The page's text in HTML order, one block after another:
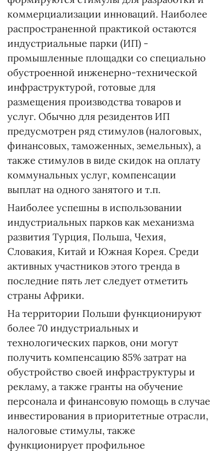
коммерциализации инноваций. Наиболее
распространенной практикой остаются
индустриальные парки (ИП) -
промышленные площадки со специально
обустроенной инженерно-технической
инфраструктурой, готовые для
размещения производства товаров и
услуг. Обычно для резидентов ИП
предусмотрен ряд стимулов (налоговых,
финансовых, таможенных, земельных), а
также стимулов в виде скидок на оплату
коммунальных услуг, компенсации
выплат на одного занятого и т.п.
Наиболее успешны в использовании
индустриальных парков как механизма
развития Турция, Польша, Чехия,
Словакия, Китай и Южная Корея. Среди
активных участников этого тренда в
последние пять лет следует отметить
страны Африки.
На территории Польши функционируют
более 70 индустриальных и
технологических парков, они могут
получить компенсацию 85% затрат на
обустройство своей инфраструктуры и
рекламу, а также гранты на обучение
персонала и финансовую помощь в случае
инвестирования в приоритетные отрасли,
налоговые стимулы, также
функционирует профильное